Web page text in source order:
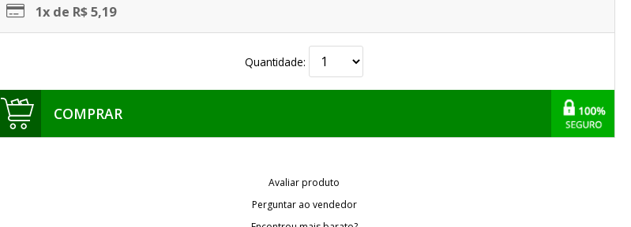
1x de R$ 5,19
Quantidade:
COMPRAR
Avaliar produto
Perguntar ao vendedor